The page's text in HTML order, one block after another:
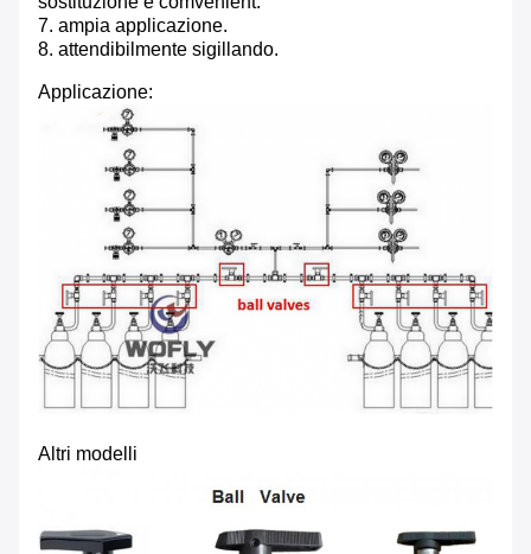
7. ampia applicazione.
8. attendibilmente sigillando.
Applicazione:
Altri modelli